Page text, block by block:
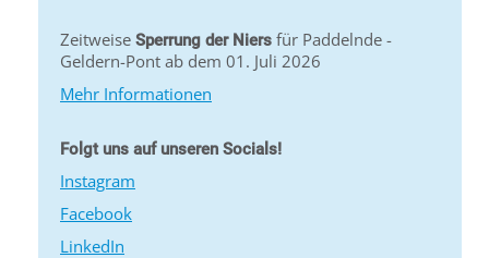
Zeitweise Sperrung der Niers für Paddelnde -
Geldern-Pont ab dem 01. Juli 2026
Mehr Informationen
Folgt uns auf unseren Socials!
Instagram
Facebook
LinkedIn